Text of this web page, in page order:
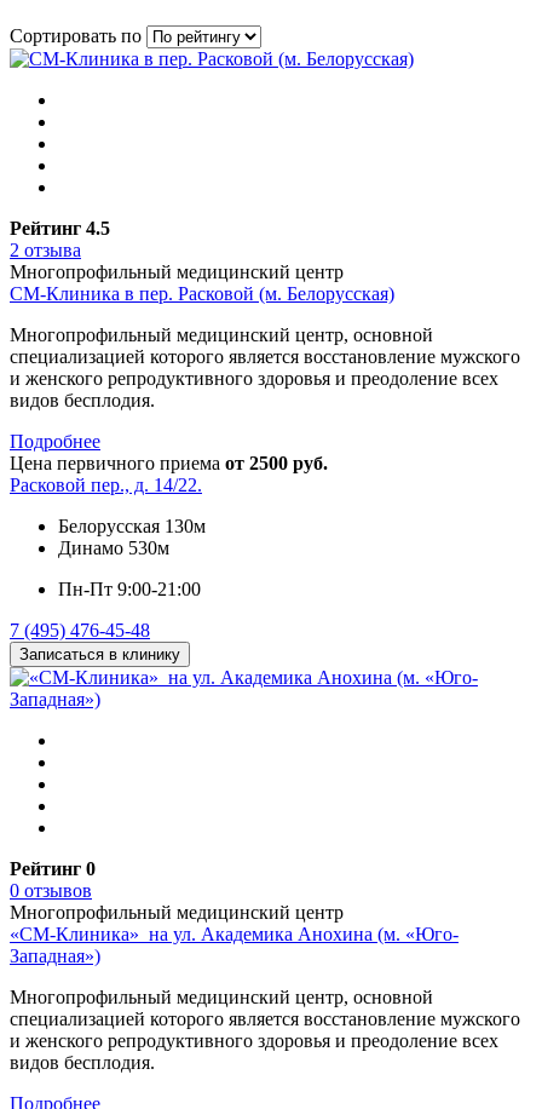
Сортировать по
Рейтинг 4.5
2 отзыва
Многопрофильный медицинский центр
СМ-Клиника в пер. Расковой (м. Белорусская)
Многопрофильный медицинский центр, основной
специализацией которого является восстановление мужского
и женского репродуктивного здоровья и преодоление всех
видов бесплодия.
Подробнее
Цена первичного приема от 2500 руб.
Расковой пер., д. 14/22.
Белорусская 130м
Динамо 530м
Пн-Пт 9:00-21:00
7 (495) 476-45-48
Записаться в клинику
Рейтинг 0
0 отзывов
Многопрофильный медицинский центр
«СМ-Клиника» на ул. Академика Анохина (м. «Юго-
Западная»)
Многопрофильный медицинский центр, основной
специализацией которого является восстановление мужского
и женского репродуктивного здоровья и преодоление всех
видов бесплодия.
Подробнее